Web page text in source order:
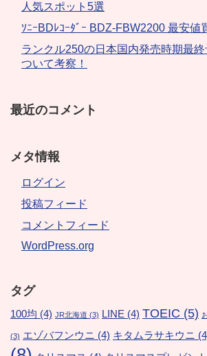
人気スポット5選
ｿﾆｰBDﾚｺｰﾀﾞｰ BDZ-FBW2200 最安値
ランクル250の日本国内発売時期最
ついて考察！
最近のコメント
メタ情報
ログイン
投稿フィード
コメントフィード
WordPress.org
タグ
100均 (4) JR北海道 (3) LINE (4) TOEIC (5)
(3) エゾバフンウニ (4) キタムラサキウニ